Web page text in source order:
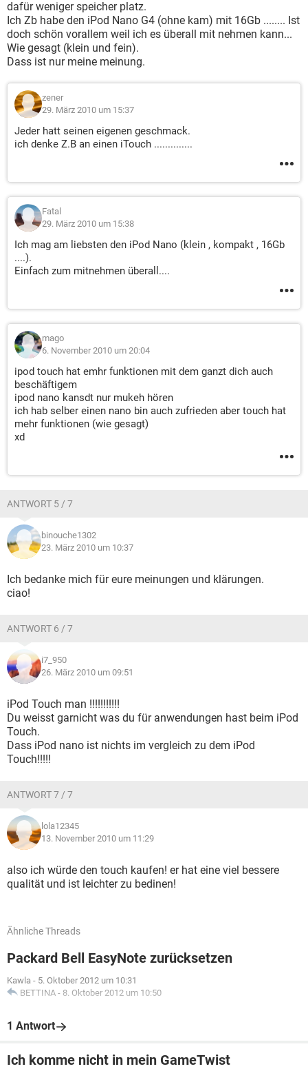
dafür weniger speicher platz.
Ich Zb habe den iPod Nano G4 (ohne kam) mit 16Gb ........ Ist
doch schön vorallem weil ich es überall mit nehmen kann...
Wie gesagt (klein und fein).
Dass ist nur meine meinung.
zener
29. März 2010 um 15:37
Jeder hatt seinen eigenen geschmack.
ich denke Z.B an einen iTouch ..............
Fatal
29. März 2010 um 15:38
Ich mag am liebsten den iPod Nano (klein , kompakt , 16Gb
....).
Einfach zum mitnehmen überall....
mago
6. November 2010 um 20:04
ipod touch hat emhr funktionen mit dem ganzt dich auch
beschäftigem
ipod nano kansdt nur mukeh hören
ich hab selber einen nano bin auch zufrieden aber touch hat
mehr funktionen (wie gesagt)
xd
ANTWORT 5 / 7
binouche1302
23. März 2010 um 10:37
Ich bedanke mich für eure meinungen und klärungen.
ciao!
ANTWORT 6 / 7
i7_950
26. März 2010 um 09:51
iPod Touch man !!!!!!!!!!!
Du weisst garnicht was du für anwendungen hast beim iPod
Touch.
Dass iPod nano ist nichts im vergleich zu dem iPod
Touch!!!!!
ANTWORT 7 / 7
lola12345
13. November 2010 um 11:29
also ich würde den touch kaufen! er hat eine viel bessere
qualität und ist leichter zu bedinen!
Ähnliche Threads
Packard Bell EasyNote zurücksetzen
Kawla - 5. Oktober 2012 um 10:31
BETTINA - 8. Oktober 2012 um 10:50
1 Antwort
Ich komme nicht in mein GameTwist